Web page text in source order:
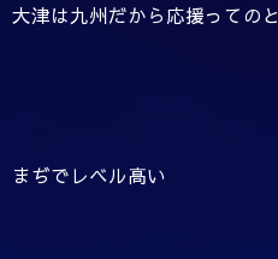
大津は九州だから応援ってのと
まぢでレベル高い